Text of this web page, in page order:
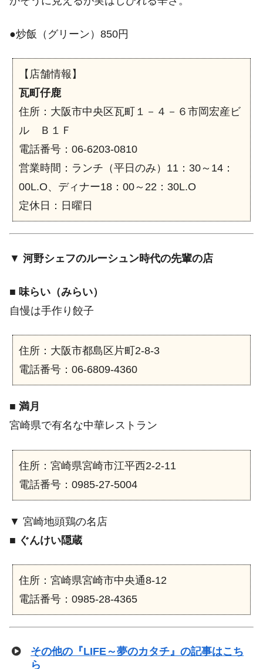
●炒飯（グリーン）850円
【店舗情報】
瓦町仔鹿
住所：大阪市中央区瓦町１－４－６市岡宏産ビ
ル Ｂ１Ｆ
電話番号：06-6203-0810
営業時間：ランチ（平日のみ）11：30～14：
00L.O、ディナー18：00～22：30L.O
定休日：日曜日
▼ 河野シェフのルーシュン時代の先輩の店
■ 味らい（みらい）
自慢は手作り餃子
住所：大阪市都島区片町2-8-3
電話番号：06-6809-4360
■ 満月
宮崎県で有名な中華レストラン
住所：宮崎県宮崎市江平西2-2-11
電話番号：0985-27-5004
▼ 宮崎地頭鶏の名店
■ ぐんけい隠蔵
住所：宮崎県宮崎市中央通8-12
電話番号：0985-28-4365
その他の『LIFE～夢のカタチ』の記事はこち
ら